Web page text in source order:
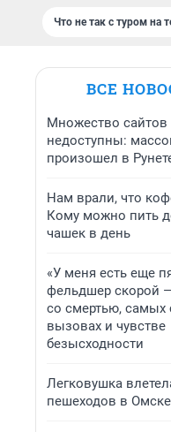
Что не так с туром на
ВСЕ
Множество сайтов
недоступны:
произошел в
Нам врали, что
Кому можно пить
чашек в день
«У меня есть еще
фельдшер скорой
со смертью,
вызовах и чувстве
безысходности
Легковушка
пешеходов в